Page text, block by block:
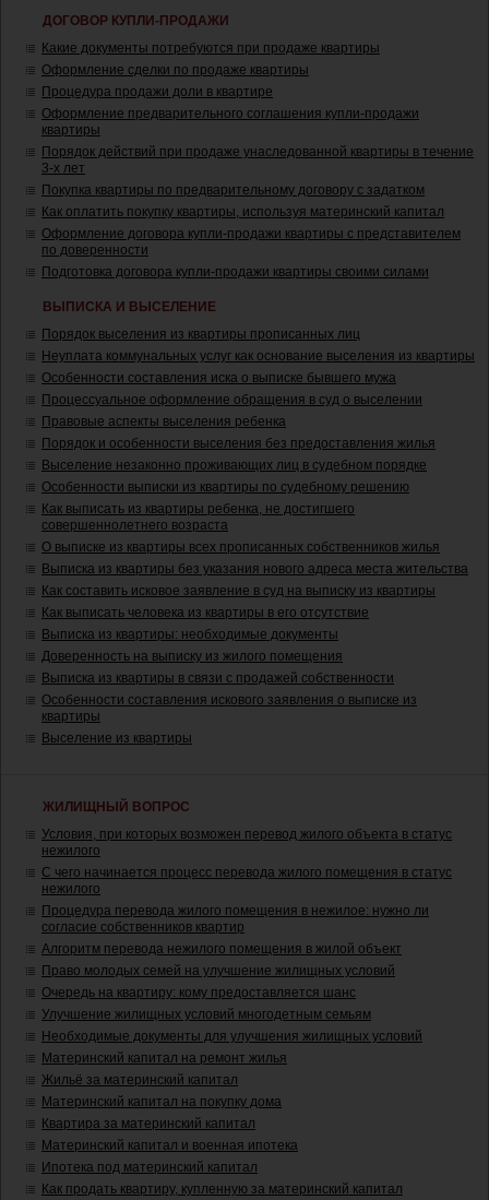
ДОГОВОР КУПЛИ-ПРОДАЖИ
Какие документы потребуются при продаже квартиры
Оформление сделки по продаже квартиры
Процедура продажи доли в квартире
Оформление предварительного соглашения купли-продажи
квартиры
Порядок действий при продаже унаследованной квартиры в течение
3-х лет
Покупка квартиры по предварительному договору с задатком
Как оплатить покупку квартиры, используя материнский капитал
Оформление договора купли-продажи квартиры с представителем
по доверенности
Подготовка договора купли-продажи квартиры своими силами
ВЫПИСКА И ВЫСЕЛЕНИЕ
Порядок выселения из квартиры прописанных лиц
Неуплата коммунальных услуг как основание выселения из квартиры
Особенности составления иска о выписке бывшего мужа
Процессуальное оформление обращения в суд о выселении
Правовые аспекты выселения ребенка
Порядок и особенности выселения без предоставления жилья
Выселение незаконно проживающих лиц в судебном порядке
Особенности выписки из квартиры по судебному решению
Как выписать из квартиры ребенка, не достигшего
совершеннолетнего возраста
О выписке из квартиры всех прописанных собственников жилья
Выписка из квартиры без указания нового адреса места жительства
Как составить исковое заявление в суд на выписку из квартиры
Как выписать человека из квартиры в его отсутствие
Выписка из квартиры: необходимые документы
Доверенность на выписку из жилого помещения
Выписка из квартиры в связи с продажей собственности
Особенности составления искового заявления о выписке из
квартиры
Выселение из квартиры
ЖИЛИЩНЫЙ ВОПРОС
Условия, при которых возможен перевод жилого объекта в статус
нежилого
С чего начинается процесс перевода жилого помещения в статус
нежилого
Процедура перевода жилого помещения в нежилое: нужно ли
согласие собственников квартир
Алгоритм перевода нежилого помещения в жилой объект
Право молодых семей на улучшение жилищных условий
Очередь на квартиру: кому предоставляется шанс
Улучшение жилищных условий многодетным семьям
Необходимые документы для улучшения жилищных условий
Материнский капитал на ремонт жилья
Жильё за материнский капитал
Материнский капитал на покупку дома
Квартира за материнский капитал
Материнский капитал и военная ипотека
Ипотека под материнский капитал
Как продать квартиру, купленную за материнский капитал